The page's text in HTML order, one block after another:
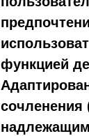
функцией
сочленения
надлежащим